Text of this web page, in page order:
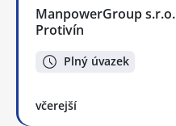
ManpowerGroup s.r.o.
Protivín
Plný úvazek
včerejší